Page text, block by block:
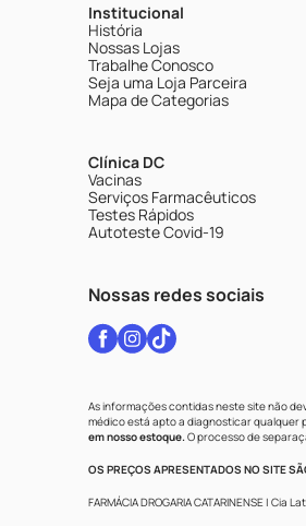
Institucional
História
Nossas Lojas
Trabalhe Conosco
Seja uma Loja Parceira
Mapa de Categorias
Clínica DC
Vacinas
Serviços Farmacêuticos
Testes Rápidos
Autoteste Covid-19
Nossas redes sociais
As informações contidas neste site não
médico está apto a diagnosticar qualquer
em nosso estoque.O processo de
OS PREÇOS APRESENTADOS NO SITE
FARMÁCIA DROGARIA CATARINENSE |